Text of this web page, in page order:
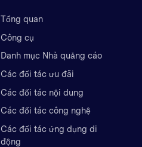
Tổng quan
Công cụ
Danh mục Nhà quảng cáo
Các đối tác ưu đãi
Các đối tác nội dung
Các đối tác công nghệ
Các đối tác ứng dụng di
động